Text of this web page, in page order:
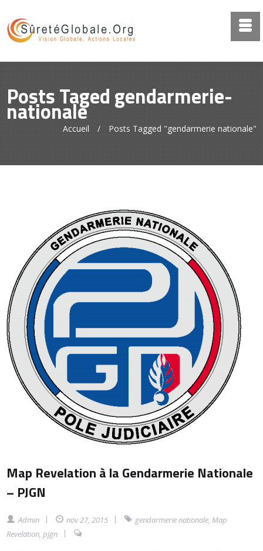
Posts Taged gendarmerie-
nationale
Accueil / Posts Tagged "gendarmerie nationale"
Map Revelation à la Gendarmerie Nationale
– PJGN
Admin nov 27, 2015 gendarmerie nationale,Map
Revelation,pjgn